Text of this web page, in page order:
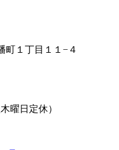
町１丁目１１−４
曜日定休）